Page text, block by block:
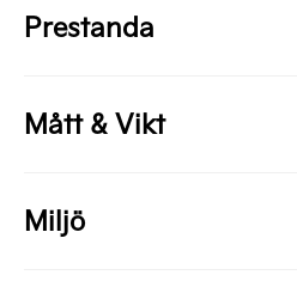
Prestanda
Mått & Vikt
Miljö